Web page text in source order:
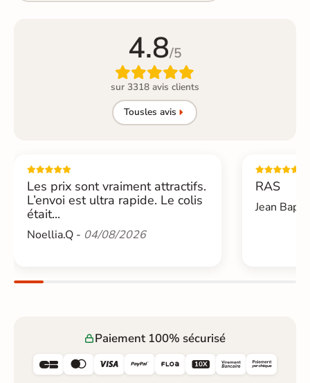
4.8/5

sur 3318 avis clients
Tousles avis
Les prix sont vraiment attractifs.
L’envoi est ultra rapide. Le colis
était...
Noellia.Q - 04/08/2026
RAS
Jean
Paiement 100% sécurisé
     